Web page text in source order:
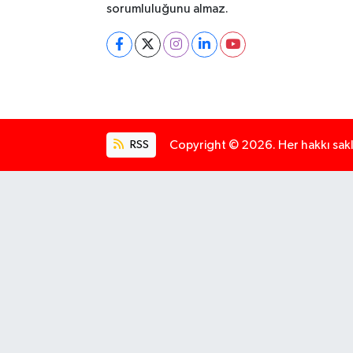
sorumluluğunu almaz.
RSS Copyright © 2026. Her hakkı